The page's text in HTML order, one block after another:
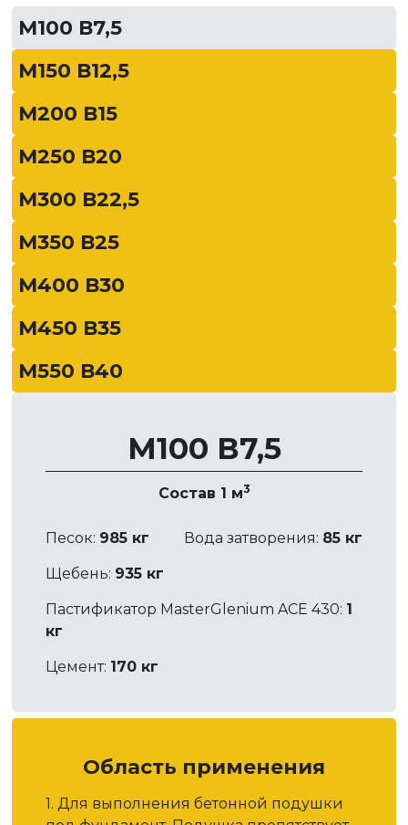
М100 В7,5
М150 В12,5
М200 В15
М250 В20
М300 В22,5
М350 В25
М400 В30
М450 В35
М550 В40
М100 В7,5
Состав 1 м3
Песок: 985 кг Вода затворения: 85 кг
Щебень: 935 кг
Пастификатор MasterGlenium ACE 430: 1
кг
Цемент: 170 кг
Область применения
1. Для выполнения бетонной подушки